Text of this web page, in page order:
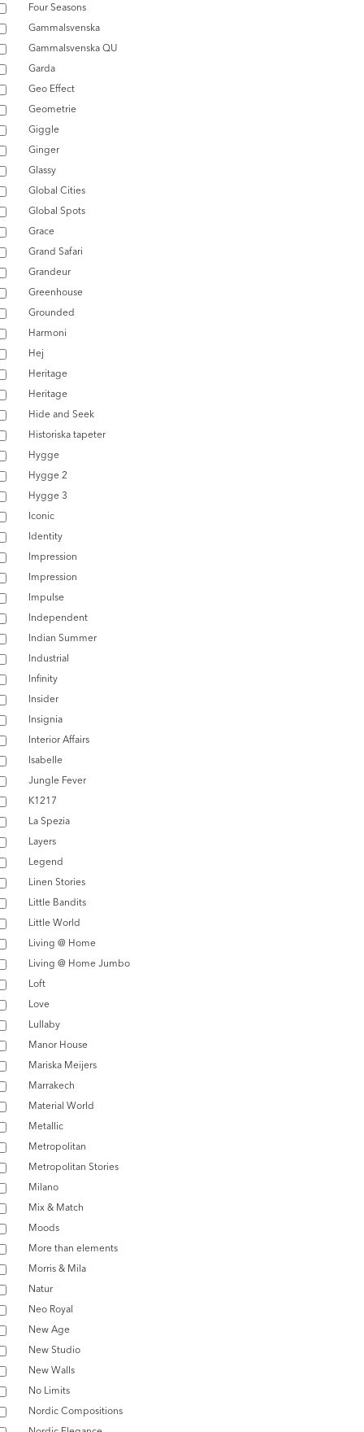
Four Seasons
Gammalsvenska
Gammalsvenska QU
Garda
Geo Effect
Geometrie
Giggle
Ginger
Glassy
Global Cities
Global Spots
Grace
Grand Safari
Grandeur
Greenhouse
Grounded
Harmoni
Hej
Heritage
Heritage
Hide and Seek
Historiska tapeter
Hygge
Hygge 2
Hygge 3
Iconic
Identity
Impression
Impression
Impulse
Independent
Indian Summer
Industrial
Infinity
Insider
Insignia
Interior Affairs
Isabelle
Jungle Fever
K1217
La Spezia
Layers
Legend
Linen Stories
Little Bandits
Little World
Living @ Home
Living @ Home Jumbo
Loft
Love
Lullaby
Manor House
Mariska Meijers
Marrakech
Material World
Metallic
Metropolitan
Metropolitan Stories
Milano
Mix & Match
Moods
More than elements
Morris & Mila
Natur
Neo Royal
New Age
New Studio
New Walls
No Limits
Nordic Compositions